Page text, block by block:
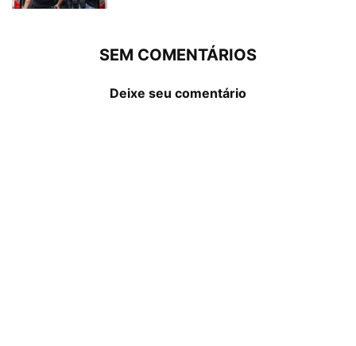
SEM COMENTÁRIOS
Deixe seu comentário